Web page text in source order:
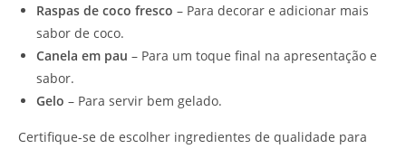
Raspas de coco fresco – Para decorar e adicionar mais
sabor de coco.
Canela em pau – Para um toque final na apresentação e
sabor.
Gelo – Para servir bem gelado.
Certifique-se de escolher ingredientes de qualidade para